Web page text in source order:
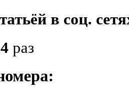
в соц.
раз